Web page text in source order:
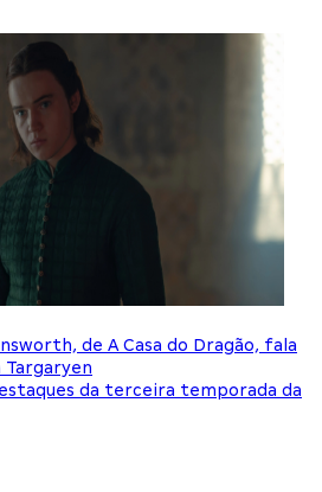
de A Casa do Dragão, fala
Targaryen
da terceira temporada da